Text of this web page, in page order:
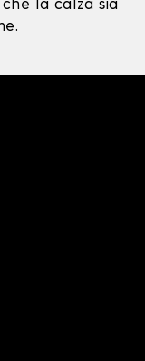
che la calza sia